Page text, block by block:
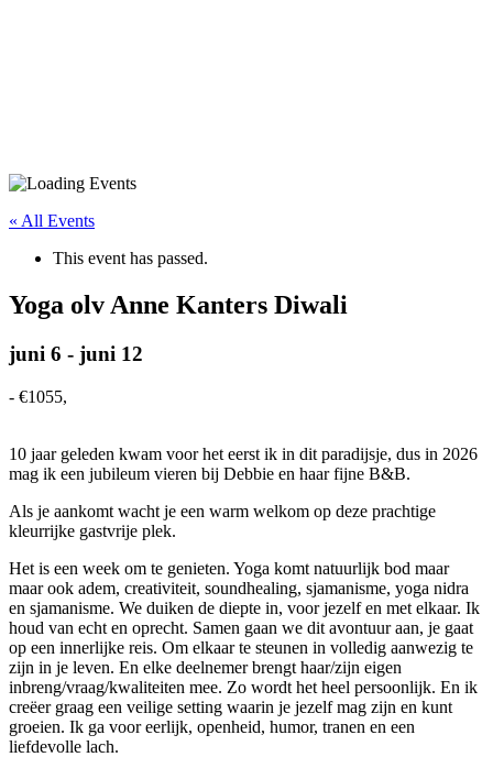
« All Events
This event has passed.
Yoga olv Anne Kanters Diwali
juni 6 - juni 12
- €1055,
10 jaar geleden kwam voor het eerst ik in dit paradijsje, dus in 2026
mag ik een jubileum vieren bij Debbie en haar fijne B&B.
Als je aankomt wacht je een warm welkom op deze prachtige
kleurrijke gastvrije plek.
Het is een week om te genieten. Yoga komt natuurlijk bod maar
maar ook adem, creativiteit, soundhealing, sjamanisme, yoga nidra
en sjamanisme. We duiken de diepte in, voor jezelf en met elkaar. Ik
houd van echt en oprecht. Samen gaan we dit avontuur aan, je gaat
op een innerlijke reis. Om elkaar te steunen in volledig aanwezig te
zijn in je leven. En elke deelnemer brengt haar/zijn eigen
inbreng/vraag/kwaliteiten mee. Zo wordt het heel persoonlijk. En ik
creëer graag een veilige setting waarin je jezelf mag zijn en kunt
groeien. Ik ga voor eerlijk, openheid, humor, tranen en een
liefdevolle lach.